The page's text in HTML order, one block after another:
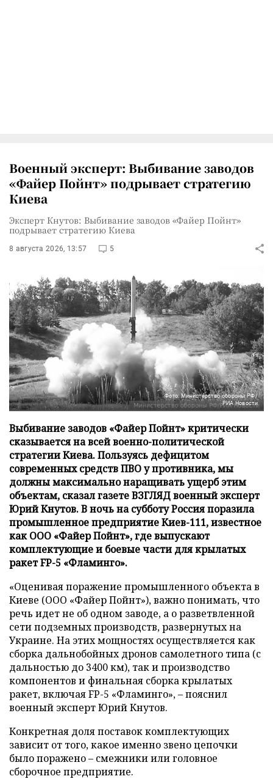
Военный эксперт: Выбивание заводов
«Файер Пойнт» подрывает стратегию
Киева
Эксперт Кнутов: Выбивание заводов «Файер Пойнт»
подрывает стратегию Киева
8 августа 2026, 13:57 5
Фото: Министерство обороны РФ/
РИА Новости
Выбивание заводов «Файер Пойнт» критически
сказывается на всей военно-политической
стратегии Киева. Пользуясь дефицитом
современных средств ПВО у противника, мы
должны максимально наращивать ущерб этим
объектам, сказал газете ВЗГЛЯД военный эксперт
Юрий Кнутов. В ночь на субботу Россия поразила
промышленное предприятие Киев-111, известное
как ООО «Файер Пойнт», где выпускают
комплектующие и боевые части для крылатых
ракет FP-5 «Фламинго».
«Оценивая поражение промышленного объекта в
Киеве (ООО «Файер Пойнт»), важно понимать, что
речь идет не об одном заводе, а о разветвленной
сети подземных производств, развернутых на
Украине. На этих мощностях осуществляется как
сборка дальнобойных дронов самолетного типа (с
дальностью до 3400 км), так и производство
компонентов и финальная сборка крылатых
ракет, включая FP-5 «Фламинго», – пояснил
военный эксперт Юрий Кнутов.
Конкретная доля поставок комплектующих
зависит от того, какое именно звено цепочки
было поражено – смежники или головное
сборочное предприятие.